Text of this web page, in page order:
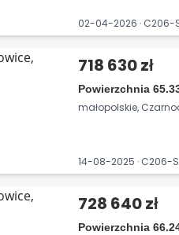
02-04-2026 · C206-
718 630 zł
Powierzchnia
małopolskie,
14-08-2025 · C206-
728 640 zł
Powierzchnia